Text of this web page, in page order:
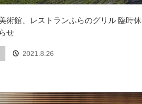
術館、レストランふらのグリル 臨時休
せ
2021.8.26